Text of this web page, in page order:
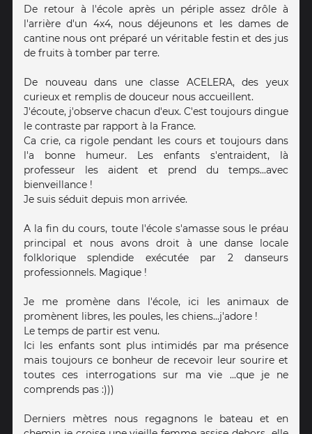
De retour à l'école après un périple assez drôle à
l'arrière d'un 4x4, nous déjeunons et les dames de
cantine nous ont préparé un véritable festin et des jus
de fruits à tomber par terre.
De nouveau dans une classe ACELERA, des yeux
curieux et remplis de douceur nous accueillent.
J'écoute, j'observe chacun d'eux. C'est toujours dingue
le contraste par rapport à la France.
Ca crie, ca rigole pendant les cours et toujours dans
l'a bonne humeur. Les enfants s'entraident, là
professeur les aident et prend du temps...avec
bienveillance !
Je suis séduit depuis mon arrivée.
A la fin du cours, toute l'école s'amasse sous le préau
principal et nous avons droit à une danse locale
folklorique splendide exécutée par 2 danseurs
professionnels. Magique !
Je me promène dans l'école, ici les animaux de
promènent libres, les poules, les chiens...j'adore !
Le temps de partir est venu.
Ici les enfants sont plus intimidés par ma présence
mais toujours ce bonheur de recevoir leur sourire et
toutes ces interrogations sur ma vie ...que je ne
comprends pas :)))
Derniers mètres nous regagnons le bateau et en